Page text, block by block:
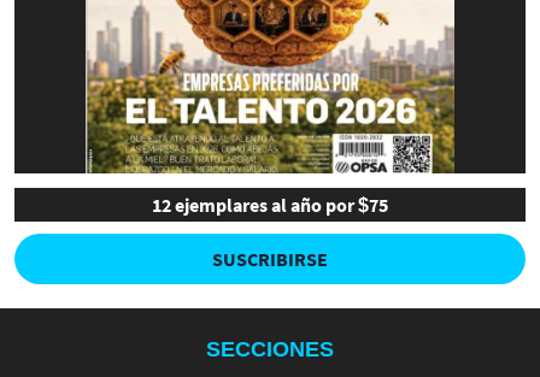
12 ejemplares al año por $75
SUSCRIBIRSE
SECCIONES